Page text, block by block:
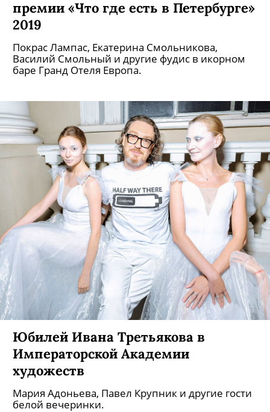
премии «Что где есть в Петербурге»
2019
Покрас Лампас, Екатерина Смольникова,
Василий Смольный и другие фудис в икорном
баре Гранд Отеля Европа.
Юбилей Ивана Третьякова в
Императорской Академии
художеств
Мария Адоньева, Павел Крупник и другие гости
белой вечеринки.